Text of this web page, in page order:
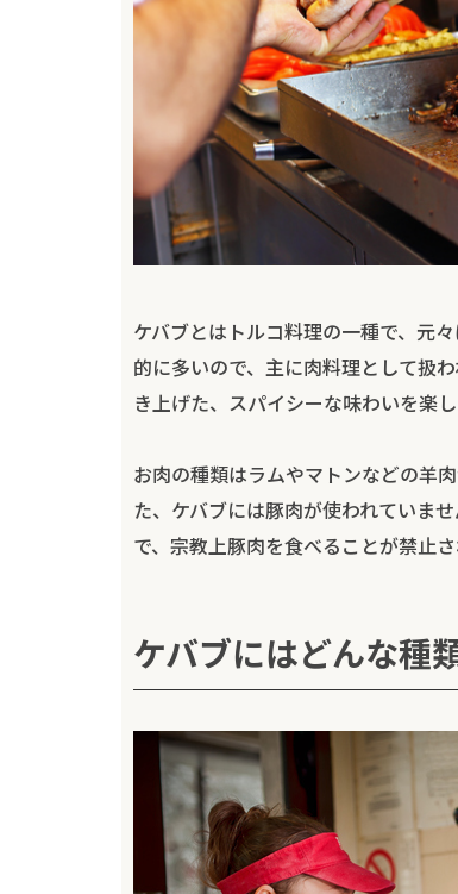
ケバブとはトルコ料理の一種で、元
的に多いので、主に肉料理として扱
き上げた、スパイシーな味わいを楽
お肉の種類はラムやマトンなどの羊
た、ケバブには豚肉が使われていま
で、宗教上豚肉を食べることが禁止さ
ケバブにはどんな種